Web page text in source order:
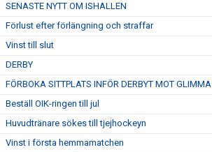
SENASTE NYTT OM ISHALLEN
Förlust efter förlängning och straffar
Vinst till slut
DERBY
FÖRBOKA SITTPLATS INFÖR DERBYT MOT GLIMMA
Beställ OIK-ringen till jul
Huvudtränare sökes till tjejhockeyn
Vinst i första hemmamatchen